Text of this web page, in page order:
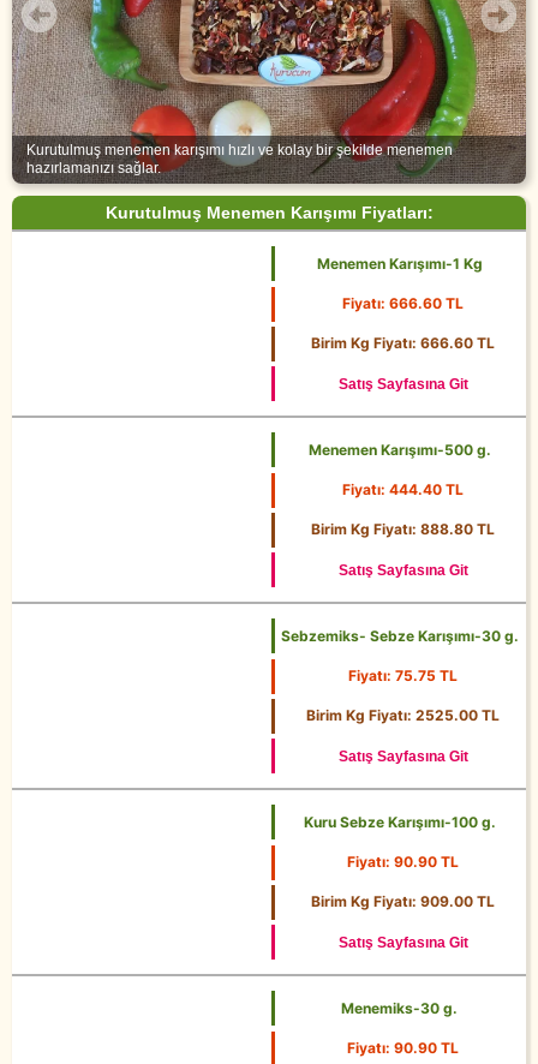
Kurutulmuş menemen karışımı hızlı ve kolay bir şekilde menemen
hazırlamanızı sağlar.
Kurutulmuş Menemen Karışımı Fiyatları:
Menemen Karışımı-1 Kg
Fiyatı: 666.60 TL
Birim Kg Fiyatı: 666.60 TL
Satış Sayfasına Git
Menemen Karışımı-500 g.
Fiyatı: 444.40 TL
Birim Kg Fiyatı: 888.80 TL
Satış Sayfasına Git
Sebzemiks- Sebze Karışımı-30 g.
Fiyatı: 75.75 TL
Birim Kg Fiyatı: 2525.00 TL
Satış Sayfasına Git
Kuru Sebze Karışımı-100 g.
Fiyatı: 90.90 TL
Birim Kg Fiyatı: 909.00 TL
Satış Sayfasına Git
Menemiks-30 g.
Fiyatı: 90.90 TL